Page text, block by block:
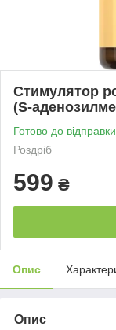
Стимулятор
(S-
Готово до відправки
Роздріб
599 ₴
Опис
Опис